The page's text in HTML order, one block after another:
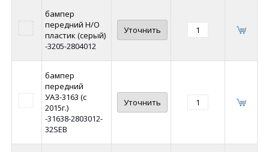
бампер
передний Н/О
пластик (серый)
-3205-2804012
Уточнить
бампер
передний
УАЗ-3163 (с
2015г.)
-31638-2803012-
32SEB
Уточнить